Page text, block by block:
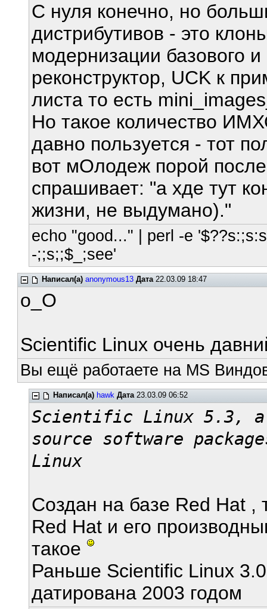
С нуля конечно, но
дистрибутивов - это
модернизации базового
реконструктор, UCK к
листа то есть
Но такое количество
давно пользуется - тот
вот мОлодеж порой
спрашивает: "а хде тут
жизни, не выдумано)."
echo "good..." | perl -e
-;;s;;$_;see'
Написал(а) anonymous13 Дата22.03.09 18:47
o_O
Scientific Linux очень
Вы ещё работаете на MS
Написал(а) hawk Дата23.03.09 06:52
Scientific Linux 5.3,
source software
Linux
Создан на базе Red Hat ,
Red Hat и его
такое
Раньше Scientific Linux
датирована 2003 годом